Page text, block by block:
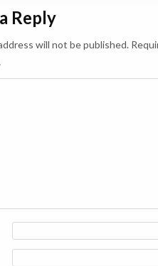
Reply
will not be published.